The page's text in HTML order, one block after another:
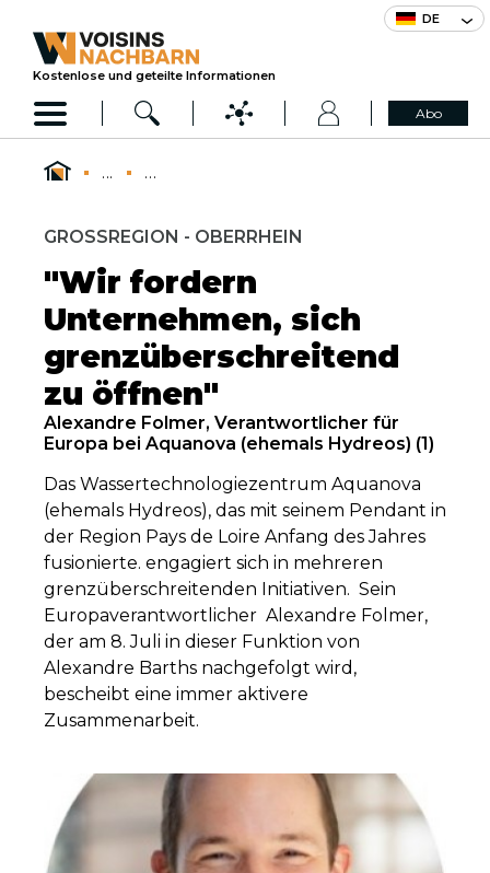
DE
Kostenlose und geteilte Informationen
Abo
... ...
GROSSREGION - OBERRHEIN
"Wir fordern
Unternehmen, sich
grenzüberschreitend
zu öffnen"
Alexandre Folmer, Verantwortlicher für
Europa bei Aquanova (ehemals Hydreos) (1)
Das Wassertechnologiezentrum Aquanova
(ehemals Hydreos), das mit seinem Pendant in
der Region Pays de Loire Anfang des Jahres
fusionierte. engagiert sich in mehreren
grenzüberschreitenden Initiativen. Sein
Europaverantwortlicher Alexandre Folmer,
der am 8. Juli in dieser Funktion von
Alexandre Barths nachgefolgt wird,
bescheibt eine immer aktivere
Zusammenarbeit.